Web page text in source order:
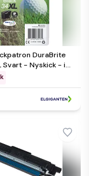
DuraBrite
Svart - Nyskick - i